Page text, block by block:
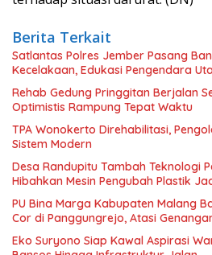
Berita Terkait
Satlantas Polres Jember Pasang
Kecelakaan, Edukasi Pengendara
Rehab Gedung Pringgitan Berjalan
Optimistis Rampung Tepat Waktu
TPA Wonokerto Direhabilitasi,
Sistem Modern
Desa Randupitu Tambah Teknologi
Hibahkan Mesin Pengubah Plastik
PU Bina Marga Kabupaten Malang
Cor di Panggungrejo, Atasi
Eko Suryono Siap Kawal Aspirasi